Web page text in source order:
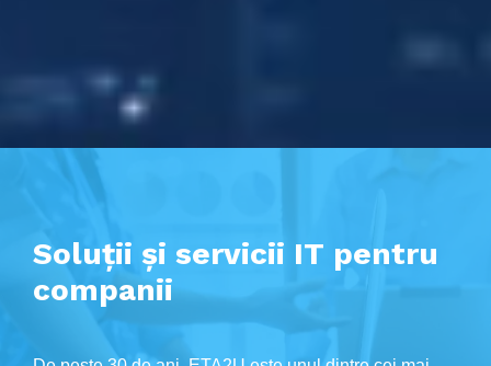
Soluții și servicii IT pentru
companii